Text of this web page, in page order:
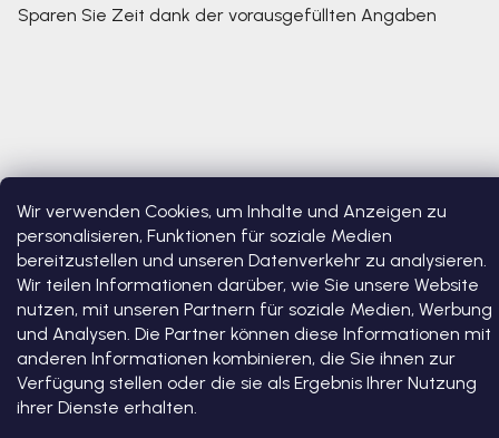
Wir verwenden Cookies, um Inhalte und Anzeigen zu
personalisieren, Funktionen für soziale Medien
bereitzustellen und unseren Datenverkehr zu analysieren.
Wir teilen Informationen darüber, wie Sie unsere Website
nutzen, mit unseren Partnern für soziale Medien, Werbung
und Analysen. Die Partner können diese Informationen mit
anderen Informationen kombinieren, die Sie ihnen zur
Verfügung stellen oder die sie als Ergebnis Ihrer Nutzung
ihrer Dienste erhalten.
Sparen Sie Zeit dank der vorausgefüllten Angaben
Erstellt von Shoptet Premium
Copyright 2026Bosono . Alle Rechte vorbehalten.Cookie-
Einstellungen ändern